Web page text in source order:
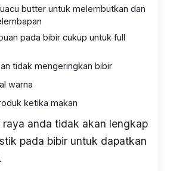
butter untuk melembutkan dan
pada bibir cukup untuk full
tidak mengeringkan bibir
warna
ketika makan
raya anda tidak akan lengkap
pada bibir untuk dapatkan